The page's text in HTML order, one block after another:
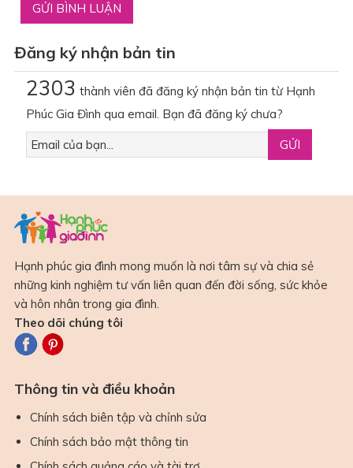
Đăng ký nhận bản tin
2303 thành viên đã đăng ký nhận bản tin từ Hạnh
Phúc Gia Đình qua email. Bạn đã đăng ký chưa?
Hạnh phúc gia đình mong muốn là nơi tâm sự và chia sẻ
những kinh nghiệm tư vấn liên quan đến đời sống, sức khỏe
và hôn nhân trong gia đình.
Theo dõi chúng tôi
Thông tin và điều khoản
Chính sách biên tập và chỉnh sửa
Chính sách bảo mật thông tin